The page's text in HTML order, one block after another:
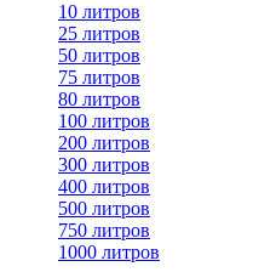
10 литров
25 литров
50 литров
75 литров
80 литров
100 литров
200 литров
300 литров
400 литров
500 литров
750 литров
1000 литров